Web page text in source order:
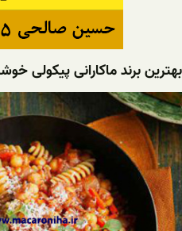
بهترین برند ماکارانی پیکولی